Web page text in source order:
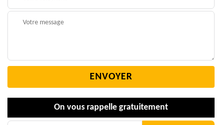
On vous rappelle gratuitement